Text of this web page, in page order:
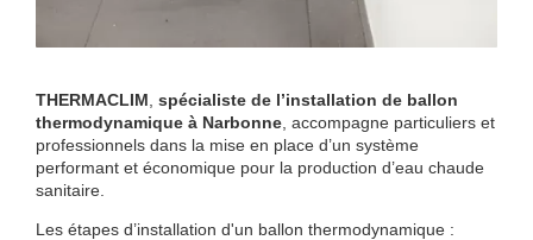
THERMACLIM spécialiste de l’installation de ballon
thermodynamique à Narbonne , accompagne particuliers et
professionnels dans la mise en place d’un système
performant et économique pour la production d’eau chaude
sanitaire.
Les étapes d’installation d'un ballon thermodynamique :